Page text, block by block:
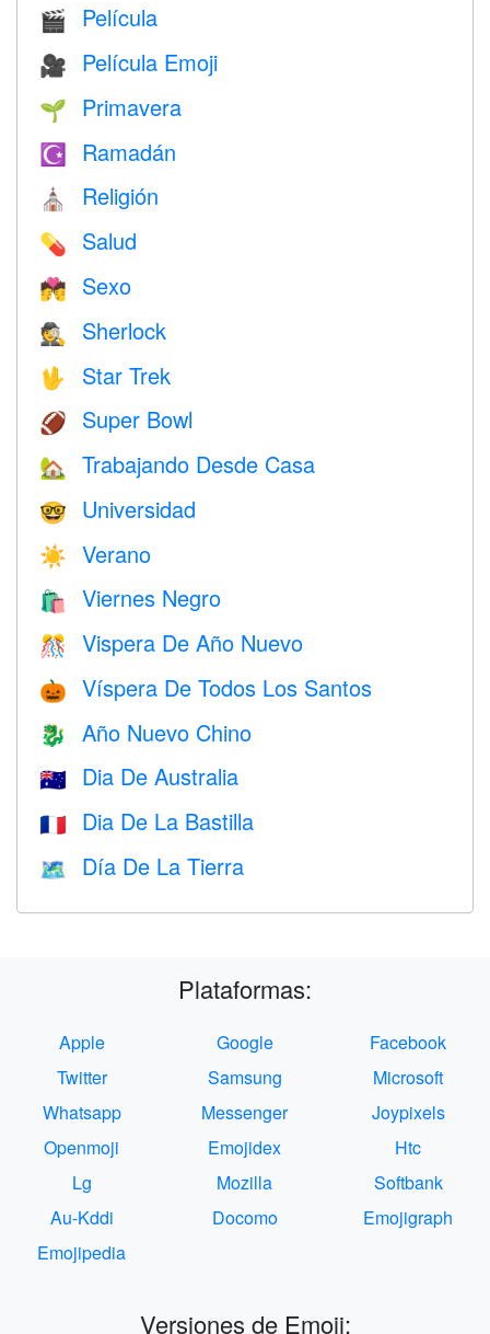
🎬 Película
🎥 Película Emoji
🌱 Primavera
☪️ Ramadán
⛪️ Religión
💊 Salud
💏 Sexo
🕵️ Sherlock
🖖 Star Trek
🏈 Super Bowl
🏡 Trabajando Desde Casa
🤓 Universidad
☀️ Verano
🛍 Viernes Negro
🎊 Vispera De Año Nuevo
🎃 Víspera De Todos Los Santos
🐉 Año Nuevo Chino
🇦🇺 Dia De Australia
🇫🇷 Dia De La Bastilla
🗺️ Día De La Tierra
Plataformas:
Apple Google
Facebook
Twitter
Samsung
Microsoft
Whatsapp
Messenger
Joypixels
Openmoji
Emojidex
Htc
Lg
Mozilla
Softbank
Au-Kddi
Docomo
Emojigraph
Emojipedia
Versiones de Emoji: